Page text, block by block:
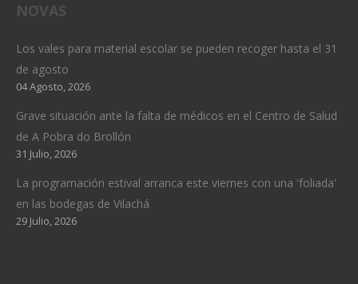
NOVAS
Los vales para material escolar se pueden recoger hasta el 31
de agosto
04 Agosto, 2026
Grave situación ante la falta de médicos en el Centro de Salud
de A Pobra do Brollón
31 Julio, 2026
La programación estival arranca este viernes con una 'foliada'
en las bodegas de Vilachá
29 Julio, 2026